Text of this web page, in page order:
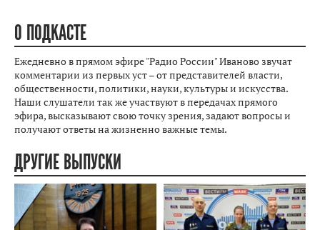
О ПОДКАСТЕ
Ежедневно в прямом эфире "Радио России" Иваново звучат
комментарии из первых уст – от представителей власти,
общественности, политики, науки, культуры и искусства.
Наши слушатели так же участвуют в передачах прямого
эфира, высказывают свою точку зрения, задают вопросы и
получают ответы на жизненно важные темы.
ДРУГИЕ ВЫПУСКИ